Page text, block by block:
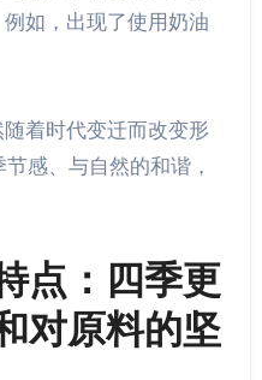
如，出现了使用奶油
着时代变迁而改变形
感、与自然的和谐，
点：四季更
对原料的坚